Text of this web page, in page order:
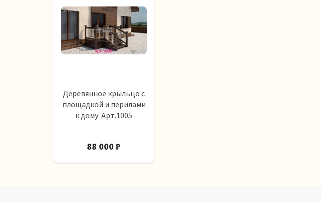
Деревянное крыльцо с
площадкой и перилами
к дому. Арт.1005
88 000 ₽